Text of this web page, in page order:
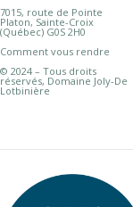
7015, route de Pointe
Platon, Sainte-Croix
(Québec) G0S 2H0
Comment vous rendre
© 2024 – Tous droits
réservés, Domaine Joly-De
Lotbinière